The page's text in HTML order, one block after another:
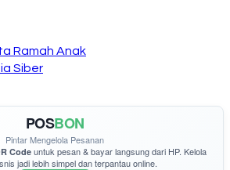
Ramah Anak
Siber
POSBON
Pintar Mengelola Pesanan
Codeuntuk pesan & bayar langsung dari HP. Kelola
jadi lebih simpel dan terpantau online.